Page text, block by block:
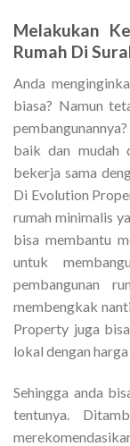
Melakukan
Rumah Di
Anda
biasa? Namun
baik dan mudah
bekerja sama
Di Evolution
rumah minimalis
bisa membantu
untuk
pembangunan
membengkak
Property juga
lokal dengan
Sehingga anda
tentunya.